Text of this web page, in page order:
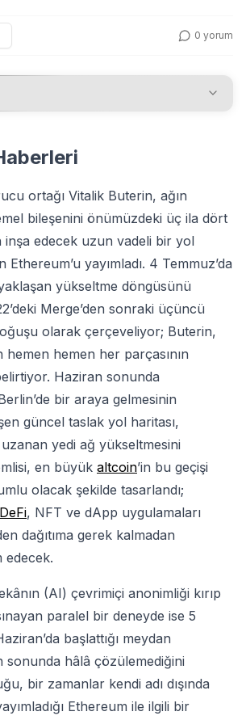
0 yorum
ortağı Vitalik Buterin, ağın
bileşenini önümüzdeki üç ila dört
inşa edecek uzun vadeli bir yol
Ethereum’u yayımladı. 4 Temmuz’da
yükseltme döngüsünü
Merge’den sonraki üçüncü
olarak çerçeveliyor; Buterin,
hemen her parçasının
Haziran sonunda
bir araya gelmesinin
güncel taslak yol haritası,
uzanan yedi ağ yükseltmesini
en büyük altcoin’in bu geçişi
olacak şekilde tasarlandı;
DeFi, NFT ve dApp uygulamaları
dağıtıma gerek kalmadan
edecek.
(AI) çevrimiçi anonimliği kırıp
paralel bir deneyde ise 5
başlattığı meydan
sonunda hâlâ çözülemediğini
bir zamanlar kendi adı dışında
Ethereum ile ilgili bir